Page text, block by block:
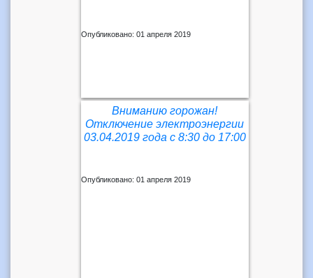
Опубликовано: 01 апреля 2019
Вниманию горожан!
Отключение электроэнергии
03.04.2019 года с 8:30 до 17:00
Опубликовано: 01 апреля 2019